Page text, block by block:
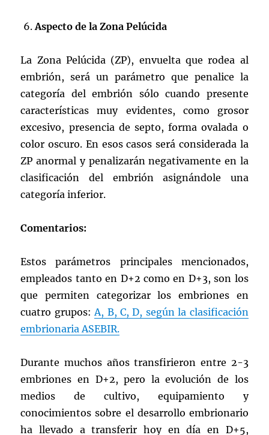
Aspecto de la Zona Pelúcida
La Zona Pelúcida (ZP), envuelta que rodea al
embrión, será un parámetro que penalice la
categoría del embrión sólo cuando presente
características muy evidentes, como grosor
excesivo, presencia de septo, forma ovalada o
color oscuro. En esos casos será considerada la
ZP anormal y penalizarán negativamente en la
clasificación del embrión asignándole una
categoría inferior.
Comentarios:
Estos parámetros principales mencionados,
empleados tanto en D+2 como en D+3, son los
que permiten categorizar los embriones en
cuatro grupos:A, B, C, D, según la clasificación
embrionaria ASEBIR.
Durante muchos años transfirieron entre 2-3
embriones en D+2, pero la evolución de los
medios de cultivo, equipamiento y
conocimientos sobre el desarrollo embrionario
ha llevado a transferir hoy en día en D+5,